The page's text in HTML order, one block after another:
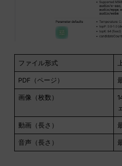
ファイル形式
PDF（ページ）
画像（枚数）
動画（長さ）
音声（長さ）